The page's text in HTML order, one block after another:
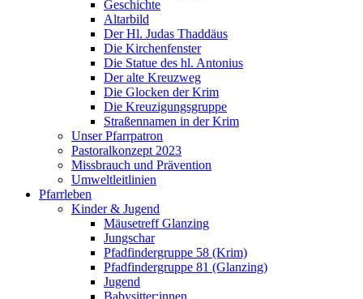
Geschichte
Altarbild
Der Hl. Judas Thaddäus
Die Kirchenfenster
Die Statue des hl. Antonius
Der alte Kreuzweg
Die Glocken der Krim
Die Kreuzigungsgruppe
Straßennamen in der Krim
Unser Pfarrpatron
Pastoralkonzept 2023
Missbrauch und Prävention
Umweltleitlinien
Pfarrleben
Kinder & Jugend
Mäusetreff Glanzing
Jungschar
Pfadfindergruppe 58 (Krim)
Pfadfindergruppe 81 (Glanzing)
Jugend
Babysitter:innen